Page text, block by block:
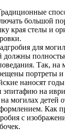
большой
края стелы и
для
Так, на
портреты
наносят
эпитафию на
могилах детей
Как
с